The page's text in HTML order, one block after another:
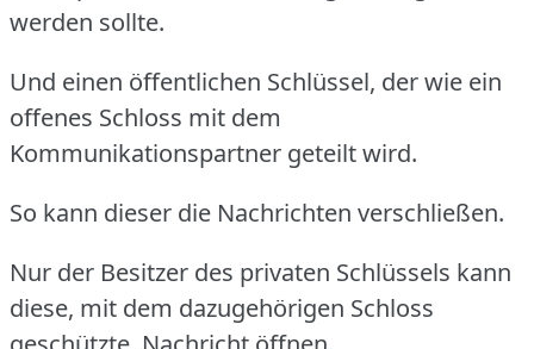
werden sollte.
Und einen öffentlichen Schlüssel, der wie ein
offenes Schloss mit dem
Kommunikationspartner geteilt wird.
So kann dieser die Nachrichten verschließen.
Nur der Besitzer des privaten Schlüssels kann
diese, mit dem dazugehörigen Schloss